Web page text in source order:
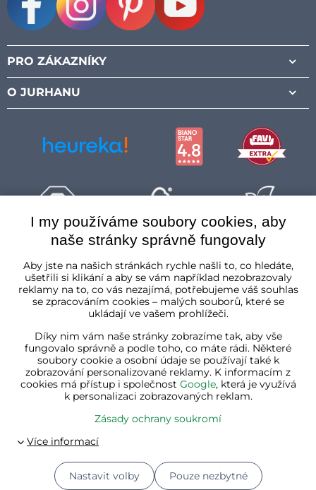
PRO ZÁKAZNÍKY
O JURHANU
I my používáme soubory cookies, aby
naše stránky správně fungovaly
Aby jste na našich stránkách rychle našli to, co hledáte,
ušetřili si klikání a aby se vám například nezobrazovaly
reklamy na to, co vás nezajímá, potřebujeme váš souhlas
se zpracováním cookies – malých souborů, které se
ukládají ve vašem prohlížeči.
Díky nim vám naše stránky zobrazíme tak, aby vše
fungovalo správně a podle toho, co máte rádi. Některé
soubory cookie a osobní údaje se používají také k
zobrazování personalizované reklamy. K informacím z
cookies má přístup i společnost Google, která je využívá
k personalizaci zobrazovaných reklam.
Zásady ochrany soukromí
Nastavit volby Pouze nezbytné